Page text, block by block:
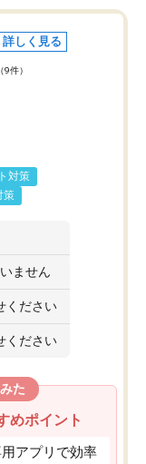
詳しく見る
（9件）
対策
策
ません
ください
ください
た
めポイント
アプリで効率